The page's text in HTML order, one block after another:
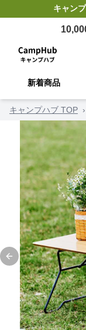
キャン
新着商品
キャンプハブ TOP ›
Previous slide